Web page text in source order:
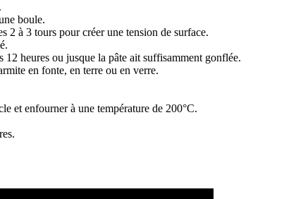
boule.
2 à 3 tours pour créer une tension de surface.
heures ou jusque la pâte ait suffisamment gonflée.
en fonte, en terre ou en verre.
et enfourner à une température de 200°C.